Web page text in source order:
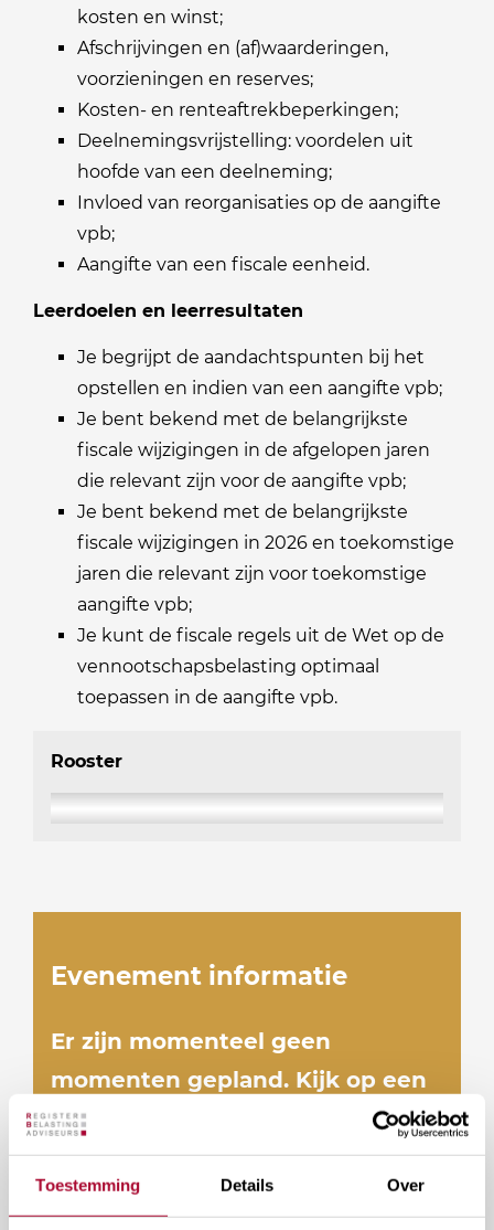
Toestemming Details Over
kosten en winst;
Afschrijvingen en (af)waarderingen,
voorzieningen en reserves;
Kosten- en renteaftrekbeperkingen;
Deelnemingsvrijstelling: voordelen uit
hoofde van een deelneming;
Invloed van reorganisaties op de aangifte
vpb;
Aangifte van een fiscale eenheid.
Leerdoelen en leerresultaten
Je begrijpt de aandachtspunten bij het
opstellen en indien van een aangifte vpb;
Je bent bekend met de belangrijkste
fiscale wijzigingen in de afgelopen jaren
die relevant zijn voor de aangifte vpb;
Je bent bekend met de belangrijkste
fiscale wijzigingen in 2026 en toekomstige
jaren die relevant zijn voor toekomstige
aangifte vpb;
Je kunt de fiscale regels uit de Wet op de
vennootschapsbelasting optimaal
toepassen in de aangifte vpb.
Rooster
Evenement informatie
Er zijn momenteel geen
momenten gepland. Kijk op een
later moment nog eens.